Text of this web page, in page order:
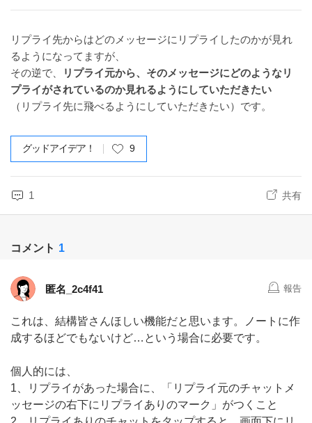
リプライ先からはどのメッセージにリプライしたのかが見れ
るようになってますが、
その逆で、
リプライ元から、そのメッセージにどのようなリ
プライがされているのか見れるようにしていただきたい
（リプライ先に飛べるようにしていただきたい）です。
グッドアイデア！ 9
1 共有
コメント 1
匿名_2c4f41 報告
これは、結構皆さんほしい機能だと思います。ノートに作
成するほどでもないけど…という場合に必要です。
個人的には、
1、リプライがあった場合に、「リプライ元のチャットメ
ッセージの右下にリプライありのマーク」がつくこと